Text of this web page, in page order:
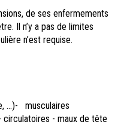
de ses enfermements
Il n’y a pas de limites
n’est requise.
…)- musculaires
circulatoires - maux de tête